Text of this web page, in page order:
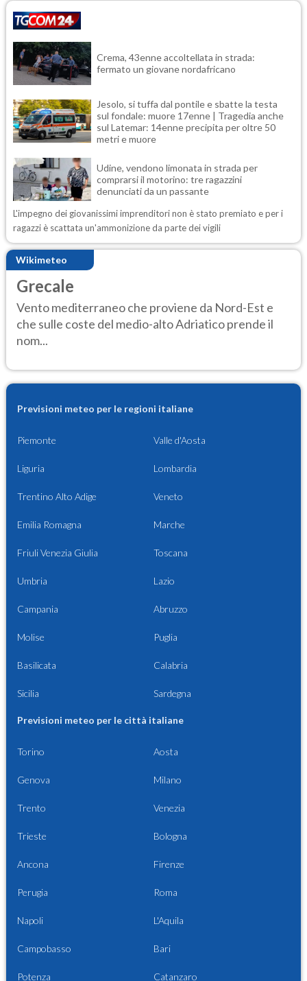
Crema, 43enne accoltellata in strada:
fermato un giovane nordafricano
Jesolo, si tuffa dal pontile e sbatte la testa
sul fondale: muore 17enne | Tragedia anche
sul Latemar: 14enne precipita per oltre 50
metri e muore
Udine, vendono limonata in strada per
comprarsi il motorino: tre ragazzini
denunciati da un passante
L'impegno dei giovanissimi imprenditori non è stato premiato e per i
ragazzi è scattata un'ammonizione da parte dei vigili
Wikimeteo
Grecale
Vento mediterraneo che proviene da Nord-Est e
che sulle coste del medio-alto Adriatico prende il
nom...
Previsioni meteo per le regioni italiane
Piemonte Valle d'Aosta
Liguria Lombardia
Trentino Alto Adige Veneto
Emilia Romagna Marche
Friuli Venezia Giulia Toscana
Umbria Lazio
Campania Abruzzo
Molise Puglia
Basilicata Calabria
Sicilia Sardegna
Previsioni meteo per le città italiane
Torino Aosta
Genova Milano
Trento Venezia
Trieste Bologna
Ancona Firenze
Perugia Roma
Napoli L'Aquila
Campobasso Bari
Potenza Catanzaro